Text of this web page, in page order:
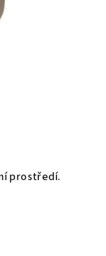
prostředí.